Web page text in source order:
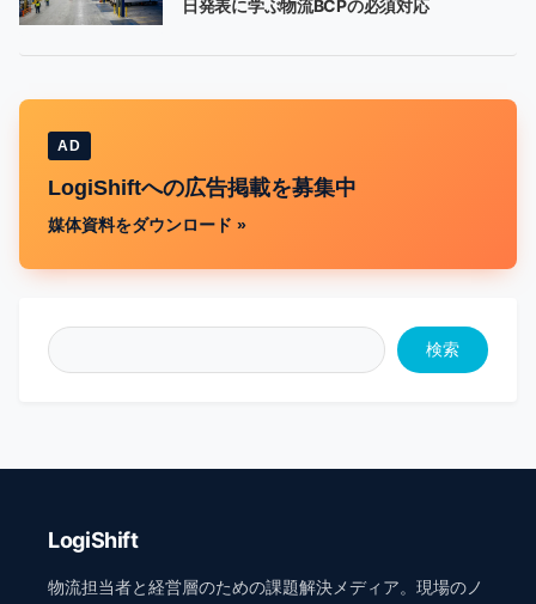
日発表に学ぶ物流BCPの必須対応
AD
LogiShiftへの広告掲載を募集中
媒体資料をダウンロード »
検索
LogiShift
物流担当者と経営層のための課題解決メディア。現場のノ